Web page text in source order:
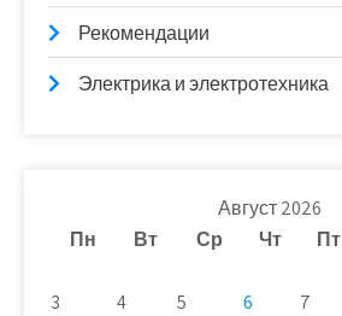
Рекомендации
Электрика и электротехника
Август 2026
Пн
Вт Ср Чт Пт
3
4 5 6 7